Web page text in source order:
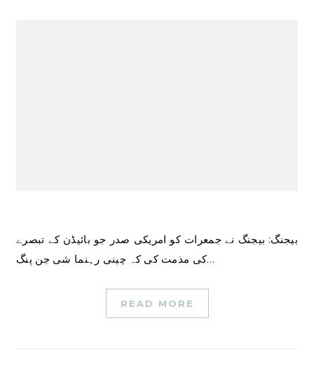
بیجنگ: بیجنگ نے جمعرات کو امریکی صدر جو بائیڈن کے تبصرے
کی مذمت کی کہ چینی رہنما شی جن پنگ…
READ MORE